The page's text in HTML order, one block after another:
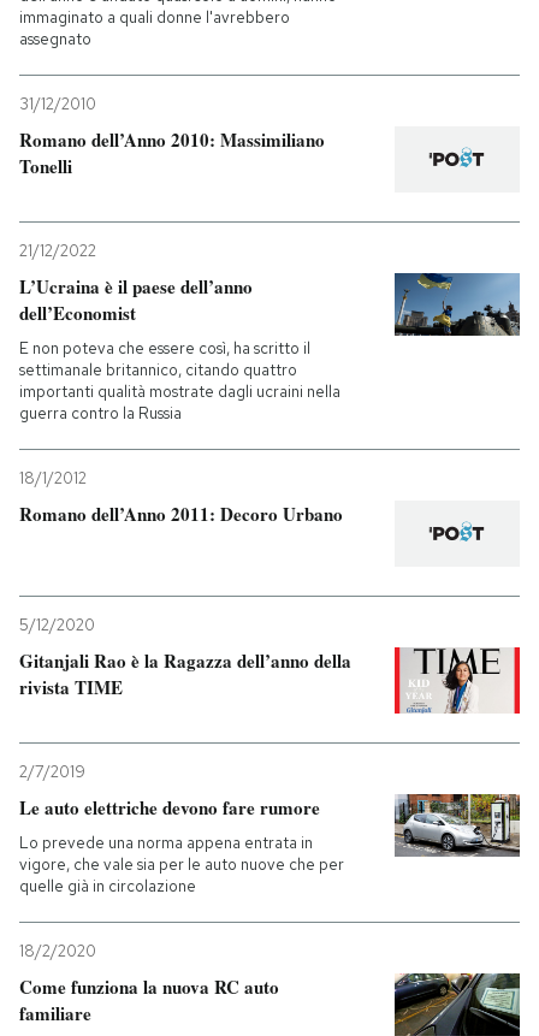
immaginato a quali donne l'avrebbero
assegnato
31/12/2010
Romano dell’Anno 2010: Massimiliano
Tonelli
21/12/2022
L’Ucraina è il paese dell’anno
dell’Economist
E non poteva che essere così, ha scritto il
settimanale britannico, citando quattro
importanti qualità mostrate dagli ucraini nella
guerra contro la Russia
18/1/2012
Romano dell’Anno 2011: Decoro Urbano
5/12/2020
Gitanjali Rao è la Ragazza dell’anno della
rivista TIME
2/7/2019
Le auto elettriche devono fare rumore
Lo prevede una norma appena entrata in
vigore, che vale sia per le auto nuove che per
quelle già in circolazione
18/2/2020
Come funziona la nuova RC auto
familiare